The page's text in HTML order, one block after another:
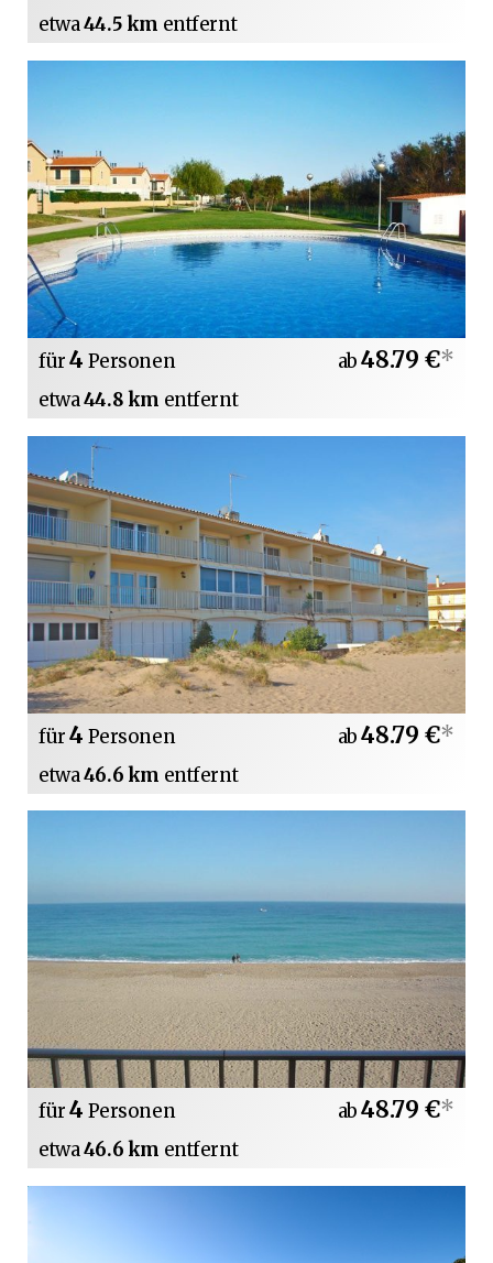
etwa44.5 km entfernt
für4 Personen
etwa44.8 km entfernt
ab48.79 €*
für4 Personen
etwa46.6 km entfernt
ab48.79 €*
für4 Personen
etwa46.6 km entfernt
ab48.79 €*